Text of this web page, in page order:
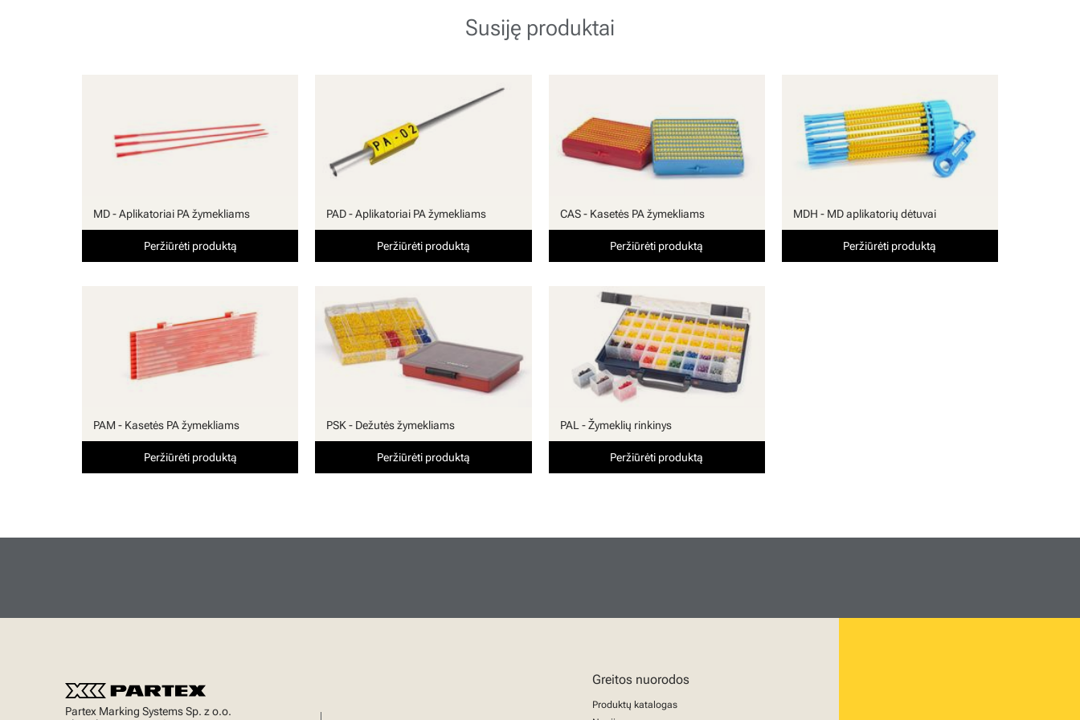
Susiję produktai
MD - Aplikatoriai PA žymekliams
Peržiūrėti produktą
PAD - Aplikatoriai PA žymekliams
Peržiūrėti produktą
CAS - Kasetės PA žymekliams
Peržiūrėti produktą
MDH - MD aplikatorių dėtuvai
Peržiūrėti produktą
PAM - Kasetės PA žymekliams
Peržiūrėti produktą
PSK - Dežutės žymekliams
Peržiūrėti produktą
PAL - Žymeklių rinkinys
Peržiūrėti produktą
Partex Marking Systems Sp. z o.o.
Greitos nuorodos
Produktų katalogas